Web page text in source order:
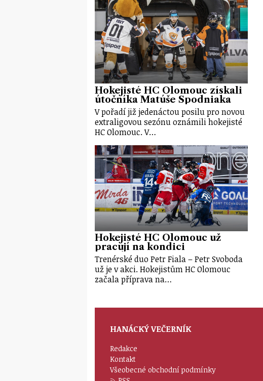
Hokejisté HC Olomouc získali
útočníka Matúše Spodniaka
V pořadí již jedenáctou posilu pro novou
extraligovou sezónu oznámili hokejisté
HC Olomouc. V…
Hokejisté HC Olomouc už
pracují na kondici
Trenérské duo Petr Fiala – Petr Svoboda
už je v akci. Hokejistům HC Olomouc
začala příprava na…
HANÁCKÝ VEČERNÍK
Redakce
Kontakt
Všeobecné obchodní podmínky